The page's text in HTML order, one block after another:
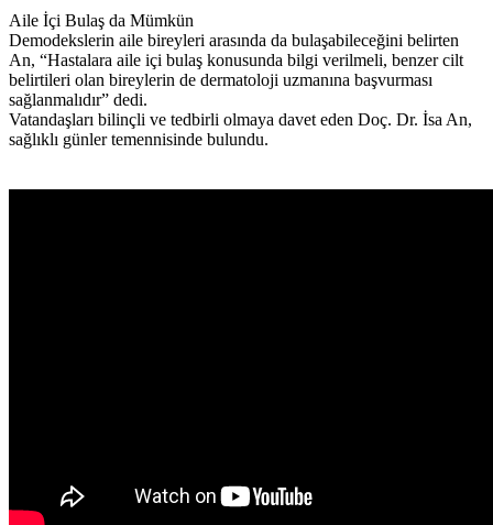
Aile İçi Bulaş da Mümkün
Demodekslerin aile bireyleri arasında da bulaşabileceğini belirten
An, “Hastalara aile içi bulaş konusunda bilgi verilmeli, benzer cilt
belirtileri olan bireylerin de dermatoloji uzmanına başvurması
sağlanmalıdır” dedi.
Vatandaşları bilinçli ve tedbirli olmaya davet eden Doç. Dr. İsa An,
sağlıklı günler temennisinde bulundu.